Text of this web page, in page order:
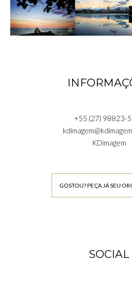
+55 (27) 98823-
KDimagem
GOSTOU? PEÇA JÁ SEU
SOCIAL